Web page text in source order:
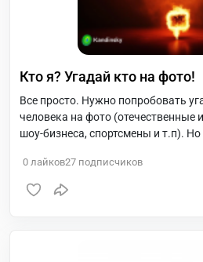
Кто я? Угадай кто на фото!
Все просто. Нужно попробовать
человека на фото (отечественные
шоу-бизнеса, спортсмены и т.п).
несколько интересных фактов о
0 лайков27 подписчиков